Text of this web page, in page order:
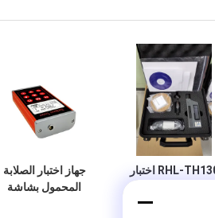
RHL-TH130 اختبار
محمولة تعليمات
جهاز اختبار الصلابة
المحمول بشاشة